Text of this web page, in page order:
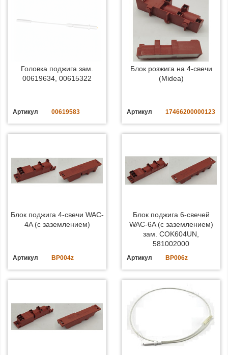
Головка поджига зам.
00619634, 00615322
Артикул 00619583
Блок розжига на 4-свечи
(Midea)
Артикул 17466200000123
Блок поджига 4-свечи WAC-
4A (с заземлением)
Артикул BP004z
Блок поджига 6-свечей
WAC-6A (с заземлением)
зам. COK604UN,
581002000
Артикул BP006z